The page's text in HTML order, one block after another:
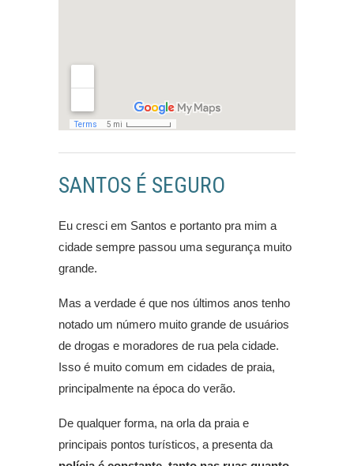
SANTOS É SEGURO
Eu cresci em Santos e portanto pra mim a
cidade sempre passou uma segurança muito
grande.
Mas a verdade é que nos últimos anos tenho
notado um número muito grande de usuários
de drogas e moradores de rua pela cidade.
Isso é muito comum em cidades de praia,
principalmente na época do verão.
De qualquer forma, na orla da praia e
principais pontos turísticos, a presenta da